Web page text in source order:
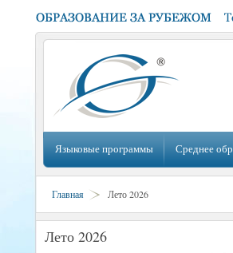
Языковые программы Среднее
Главная Лето 2026
Лето 2026